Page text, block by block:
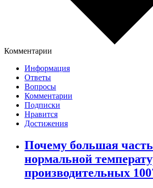
Комментарии
Информация
Ответы
Вопросы
Комментарии
Подписки
Нравится
Достижения
Почему большая
нормальной
производительных